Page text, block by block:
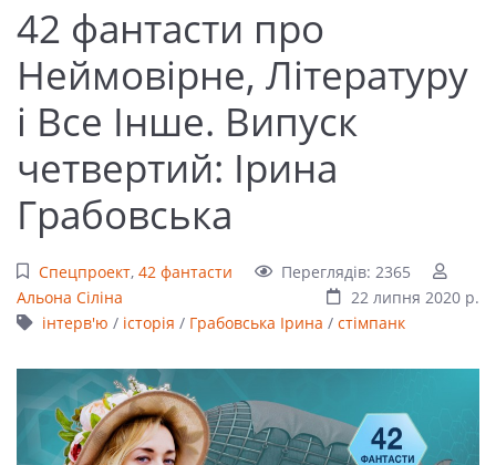
42 фантасти про
Неймовірне, Літературу
і Все Інше. Випуск
четвертий: Ірина
Грабовська
Спецпроект, 42 фантасти
Переглядів: 2365
Альона Сіліна
22 липня 2020 р.
інтерв'ю / історія / Грабовська Ірина / стімпанк